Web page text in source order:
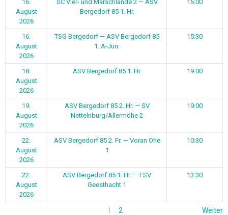
16.
August
2026
SC Vier- und Marschlande 2 — ASV
Bergedorf 85 1. Hr.
15:00
16.
August
2026
TSG Bergedorf — ASV Bergedorf 85
1. A-Jun.
15:30
18.
August
2026
ASV Bergedorf 85 1. Hr. 19:00
19.
August
2026
ASV Bergedorf 85 2. Hr. — SV
Nettelnburg/Allermöhe 2
19:00
22.
August
2026
ASV Bergedorf 85 2. Fr. — Voran Ohe
1
10:30
22.
August
2026
ASV Bergedorf 85 1. Hr. — FSV
Geesthacht 1
13:30
1 2 Weiter